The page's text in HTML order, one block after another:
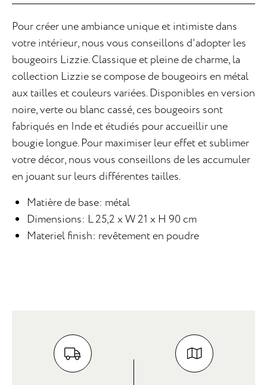
Pour créer une ambiance unique et intimiste dans
votre intérieur, nous vous conseillons d'adopter les
bougeoirs Lizzie. Classique et pleine de charme, la
collection Lizzie se compose de bougeoirs en métal
aux tailles et couleurs variées. Disponibles en version
noire, verte ou blanc cassé, ces bougeoirs sont
fabriqués en Inde et étudiés pour accueillir une
bougie longue. Pour maximiser leur effet et sublimer
votre décor, nous vous conseillons de les accumuler
en jouant sur leurs différentes tailles.
Matière de base: métal
Dimensions: L 25,2 x W 21 x H 90 cm
Materiel finish: revêtement en poudre